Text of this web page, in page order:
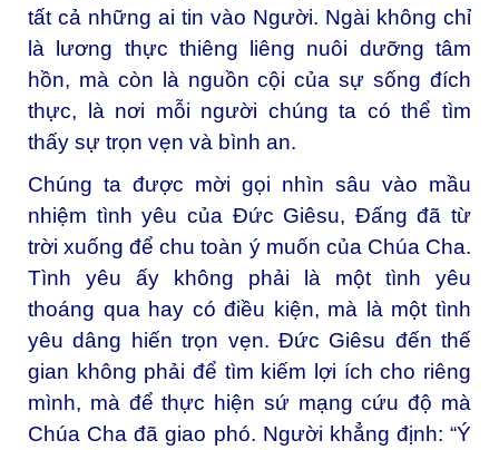
tất cả những ai tin vào Người. Ngài không chỉ
là lương thực thiêng liêng nuôi dưỡng tâm
hồn, mà còn là nguồn cội của sự sống đích
thực, là nơi mỗi người chúng ta có thể tìm
thấy sự trọn vẹn và bình an.
Chúng ta được mời gọi nhìn sâu vào mầu
nhiệm tình yêu của Đức Giêsu, Đấng đã từ
trời xuống để chu toàn ý muốn của Chúa Cha.
Tình yêu ấy không phải là một tình yêu
thoáng qua hay có điều kiện, mà là một tình
yêu dâng hiến trọn vẹn. Đức Giêsu đến thế
gian không phải để tìm kiếm lợi ích cho riêng
mình, mà để thực hiện sứ mạng cứu độ mà
Chúa Cha đã giao phó. Người khẳng định: “Ý